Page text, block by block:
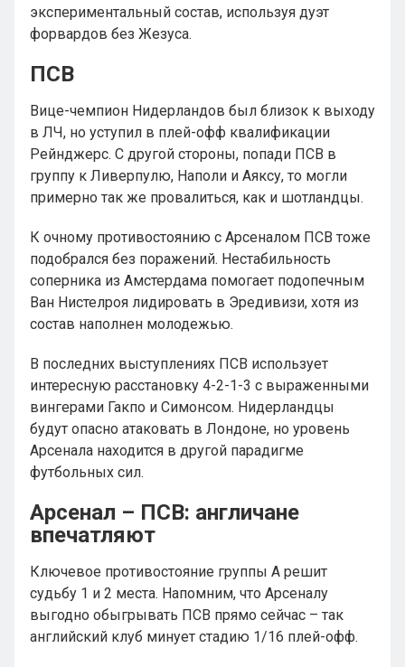
экспериментальный состав, используя дуэт
форвардов без Жезуса.
ПСВ
Вице-чемпион Нидерландов был близок к выходу
в ЛЧ, но уступил в плей-офф квалификации
Рейнджерс. С другой стороны, попади ПСВ в
группу к Ливерпулю, Наполи и Аяксу, то могли
примерно так же провалиться, как и шотландцы.
К очному противостоянию с Арсеналом ПСВ тоже
подобрался без поражений. Нестабильность
соперника из Амстердама помогает подопечным
Ван Нистелроя лидировать в Эредивизи, хотя из
состав наполнен молодежью.
В последних выступлениях ПСВ использует
интересную расстановку 4-2-1-3 с выраженными
вингерами Гакпо и Симонсом. Нидерландцы
будут опасно атаковать в Лондоне, но уровень
Арсенала находится в другой парадигме
футбольных сил.
Арсенал – ПСВ: англичане
впечатляют
Ключевое противостояние группы А решит
судьбу 1 и 2 места. Напомним, что Арсеналу
выгодно обыгрывать ПСВ прямо сейчас – так
английский клуб минует стадию 1/16 плей-офф.